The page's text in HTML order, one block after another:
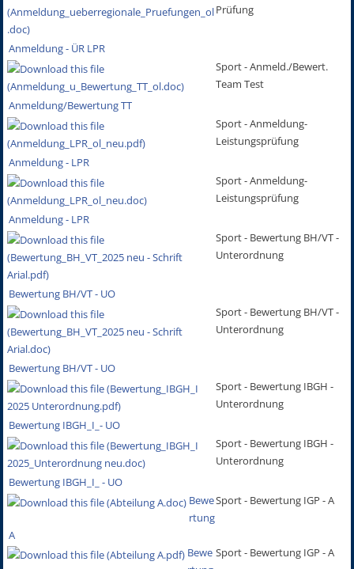
Anmeldung - ÜR LPR
Prüfung
Anmeldung/Bewertung TT
Sport - Anmeld./Bewert.
Team Test
Anmeldung - LPR
Sport - Anmeldung-
Leistungsprüfung
Anmeldung - LPR
Sport - Anmeldung-
Leistungsprüfung
Bewertung BH/VT - UO
Sport - Bewertung BH/VT -
Unterordnung
Bewertung BH/VT - UO
Sport - Bewertung BH/VT -
Unterordnung
Bewertung IBGH_I_- UO
Sport - Bewertung IBGH -
Unterordnung
Bewertung IBGH_I_ - UO
Sport - Bewertung IBGH -
Unterordnung
Bewe
rtung
A
Sport - Bewertung IGP - A
Bewe Sport - Bewertung IGP - A